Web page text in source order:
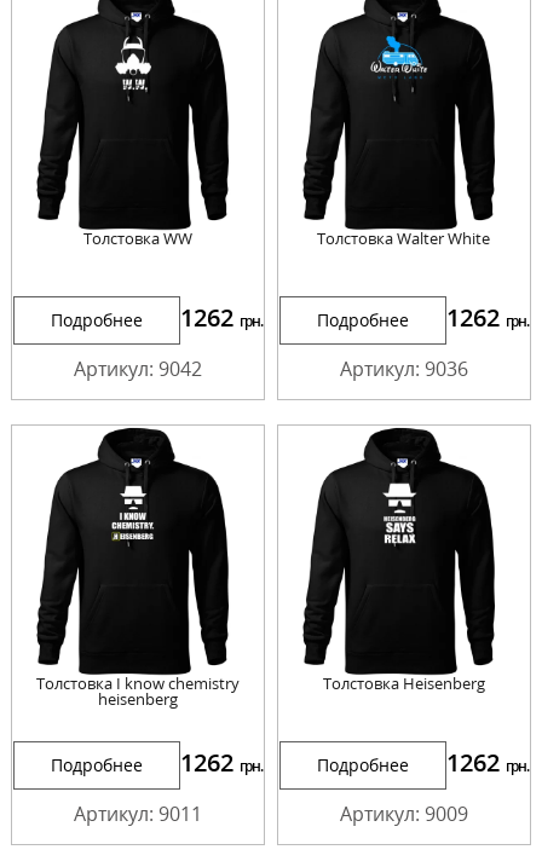
Толстовка WW
Подробнее 1262 грн.
Артикул: 9042
Толстовка Walter White
Подробнее 1262 грн.
Артикул: 9036
Толстовка I know chemistry
heisenberg
Подробнее 1262 грн.
Артикул: 9011
Толстовка Heisenberg
Подробнее 1262 грн.
Артикул: 9009